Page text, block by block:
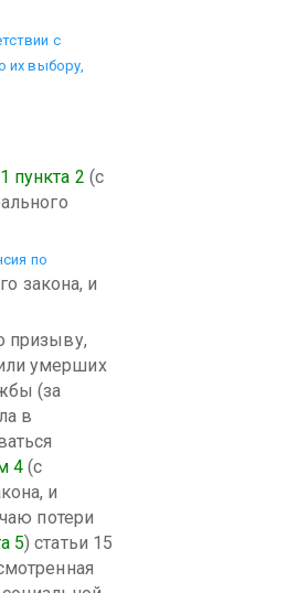
с
их выбору,
пункта 2 (с
по
закона, и
призыву,
умерших
(за
в
4 (с
и
потери
5) статьи 15